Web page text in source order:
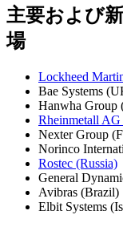
主要および
場
Lockheed
Bae Systems
Hanwha Group
Rheinmetall
Nexter Group
Norinco
Rostec (Russia)
General
Avibras (Brazil)
Elbit Systems